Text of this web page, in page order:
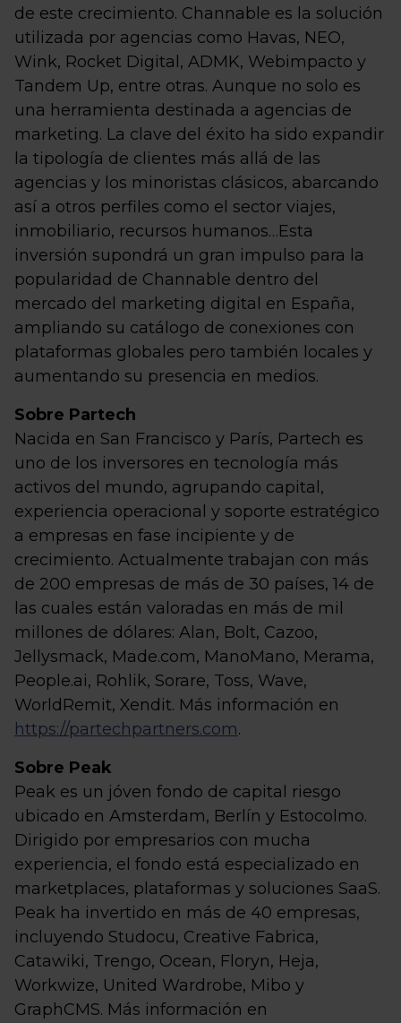
de este crecimiento. Channable es la solución
utilizada por agencias como Havas, NEO,
Wink, Rocket Digital, ADMK, Webimpacto y
Tandem Up, entre otras. Aunque no solo es
una herramienta destinada a agencias de
marketing. La clave del éxito ha sido expandir
la tipología de clientes más allá de las
agencias y los minoristas clásicos, abarcando
así a otros perfiles como el sector viajes,
inmobiliario, recursos humanos…Esta
inversión supondrá un gran impulso para la
popularidad de Channable dentro del
mercado del marketing digital en España,
ampliando su catálogo de conexiones con
plataformas globales pero también locales y
aumentando su presencia en medios.
Sobre Partech
Nacida en San Francisco y París, Partech es
uno de los inversores en tecnología más
activos del mundo, agrupando capital,
experiencia operacional y soporte estratégico
a empresas en fase incipiente y de
crecimiento. Actualmente trabajan con más
de 200 empresas de más de 30 países, 14 de
las cuales están valoradas en más de mil
millones de dólares: Alan, Bolt, Cazoo,
Jellysmack, Made.com, ManoMano, Merama,
People.ai, Rohlik, Sorare, Toss, Wave,
WorldRemit, Xendit. Más información en
https://partechpartners.com.
Sobre Peak
Peak es un jóven fondo de capital riesgo
ubicado en Amsterdam, Berlín y Estocolmo.
Dirigido por empresarios con mucha
experiencia, el fondo está especializado en
marketplaces, plataformas y soluciones SaaS.
Peak ha invertido en más de 40 empresas,
incluyendo Studocu, Creative Fabrica,
Catawiki, Trengo, Ocean, Floryn, Heja,
Workwize, United Wardrobe, Mibo y
GraphCMS. Más información en